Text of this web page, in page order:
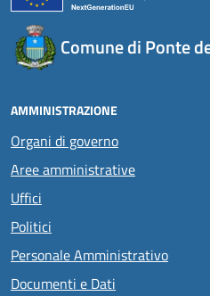
Comune di Ponte
AMMINISTRAZIONE
Organi di governo
Aree amministrative
Uffici
Politici
Personale Amministrativo
Documenti e Dati